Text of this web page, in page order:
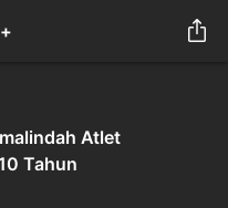
Atlet
Tahun